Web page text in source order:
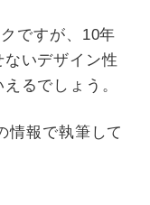
ですが、10年
いデザイン性
るでしょう。
情報で執筆して